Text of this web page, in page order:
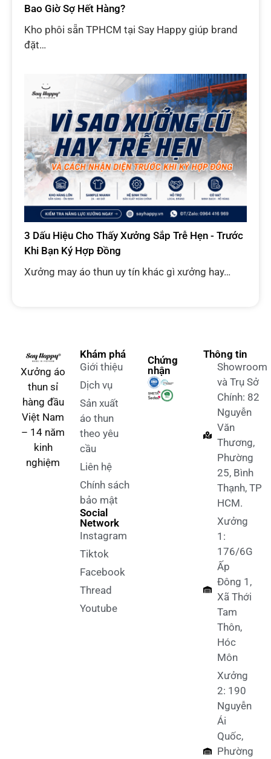
Bao Giờ Sợ Hết Hàng?
Kho phôi sẵn TPHCM tại Say Happy giúp brand
đặt…
3 Dấu Hiệu Cho Thấy Xưởng Sắp Trễ Hẹn - Trước
Khi Bạn Ký Hợp Đồng
Xưởng may áo thun uy tín khác gì xưởng hay…
Xưởng áo
thun sỉ
hàng đầu
Việt Nam
– 14 năm
kinh
nghiệm
Khám phá
Giới thiệu
Dịch vụ
Sản xuất
áo thun
theo yêu
cầu
Liên hệ
Chính sách
bảo mật
Social
Network
Instagram
Tiktok
Facebook
Thread
Youtube
Chứng
nhận
Thông tin
Showroom
và Trụ Sở
Chính: 82
Nguyễn
Văn
Thương,
Phường
25, Bình
Thạnh, TP
HCM.
Xưởng
1:
176/6G
Ấp
Đông 1,
Xã Thới
Tam
Thôn,
Hóc
Môn
Xưởng
2: 190
Nguyễn
Ái
Quốc,
Phường